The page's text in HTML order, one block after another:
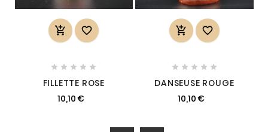
 
    
FILLETTE ROSE
10,10 €
 
    
DANSEUSE ROUGE
10,10 €